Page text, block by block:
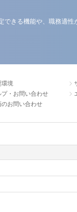
できる機能や、職務適性
環境
プ・お問い合わせ
のお問い合わせ